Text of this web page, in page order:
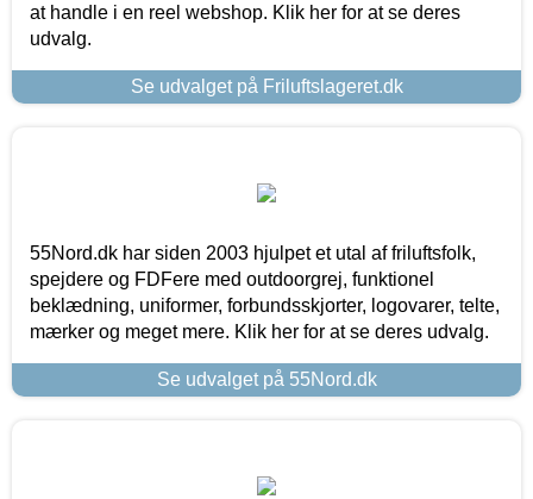
at handle i en reel webshop. Klik her for at se deres
udvalg.
Se udvalget på Friluftslageret.dk
55Nord.dk har siden 2003 hjulpet et utal af friluftsfolk,
spejdere og FDFere med outdoorgrej, funktionel
beklædning, uniformer, forbundsskjorter, logovarer, telte,
mærker og meget mere. Klik her for at se deres udvalg.
Se udvalget på 55Nord.dk